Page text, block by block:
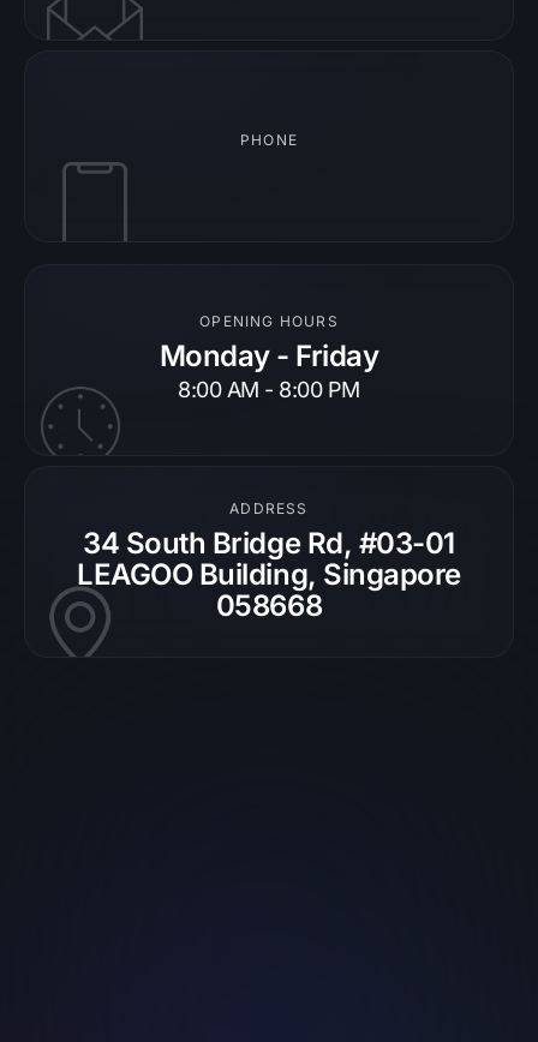
PHONE
OPENING HOURS
Monday - Friday
8:00 AM - 8:00 PM
ADDRESS
34 South Bridge Rd, #03-01
LEAGOO Building, Singapore
058668